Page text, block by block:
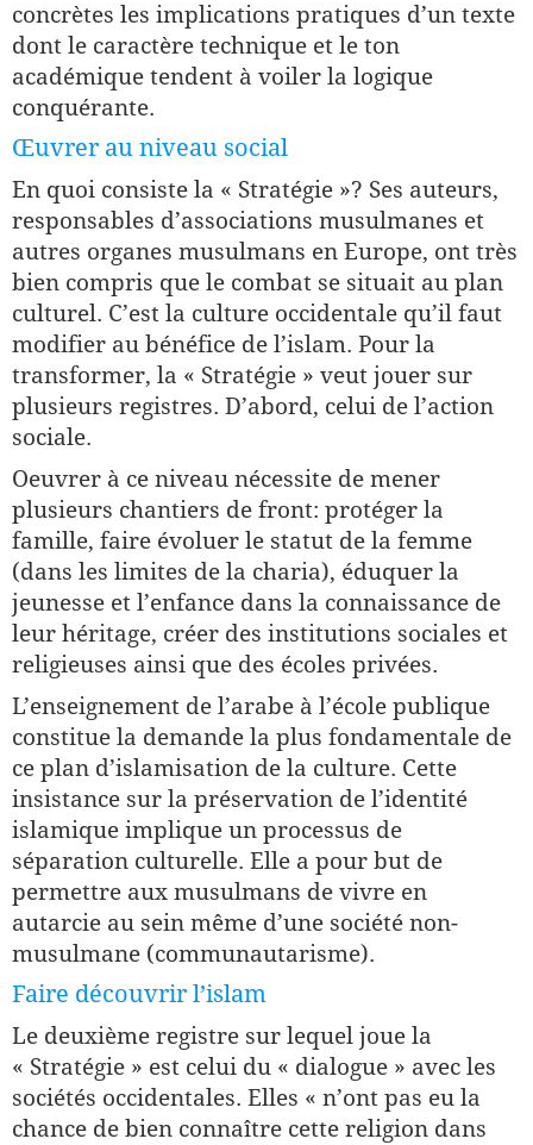
concrètes les implications pratiques d’un texte
dont le caractère technique et le ton
académique tendent à voiler la logique
conquérante.
Œuvrer au niveau social
En quoi consiste la « Stratégie »? Ses auteurs,
responsables d’associations musulmanes et
autres organes musulmans en Europe, ont très
bien compris que le combat se situait au plan
culturel. C’est la culture occidentale qu’il faut
modifier au bénéfice de l’islam. Pour la
transformer, la « Stratégie » veut jouer sur
plusieurs registres. D’abord, celui de l’action
sociale.
Oeuvrer à ce niveau nécessite de mener
plusieurs chantiers de front: protéger la
famille, faire évoluer le statut de la femme
(dans les limites de la charia), éduquer la
jeunesse et l’enfance dans la connaissance de
leur héritage, créer des institutions sociales et
religieuses ainsi que des écoles privées.
L’enseignement de l’arabe à l’école publique
constitue la demande la plus fondamentale de
ce plan d’islamisation de la culture. Cette
insistance sur la préservation de l’identité
islamique implique un processus de
séparation culturelle. Elle a pour but de
permettre aux musulmans de vivre en
autarcie au sein même d’une société non-
musulmane (communautarisme).
Faire découvrir l’islam
Le deuxième registre sur lequel joue la
« Stratégie » est celui du « dialogue » avec les
sociétés occidentales. Elles « n’ont pas eu la
chance de bien connaître cette religion dans